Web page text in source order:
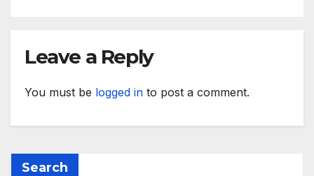
Leave a Reply
You must be logged in to post a comment.
Search